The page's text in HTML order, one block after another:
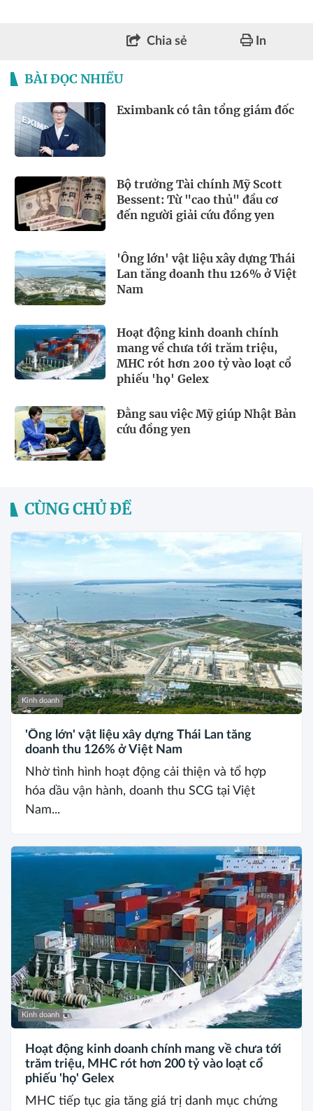
Chia sẻ In
BÀI ĐỌC NHIỀU
Eximbank có tân tổng giám đốc
Bộ trưởng Tài chính Mỹ Scott
Bessent: Từ "cao thủ" đầu cơ
đến người giải cứu đồng yen
'Ông lớn' vật liệu xây dựng Thái
Lan tăng doanh thu 126% ở Việt
Nam
Hoạt động kinh doanh chính
mang về chưa tới trăm triệu,
MHC rót hơn 200 tỷ vào loạt cổ
phiếu 'họ' Gelex
Đằng sau việc Mỹ giúp Nhật Bản
cứu đồng yen
CÙNG CHỦ ĐỀ
Kinh doanh
'Ông lớn' vật liệu xây dựng Thái Lan tăng
doanh thu 126% ở Việt Nam
Nhờ tình hình hoạt động cải thiện và tổ hợp
hóa dầu vận hành, doanh thu SCG tại Việt
Nam...
Kinh doanh
Hoạt động kinh doanh chính mang về chưa tới
trăm triệu, MHC rót hơn 200 tỷ vào loạt cổ
phiếu 'họ' Gelex
MHC tiếp tục gia tăng giá trị danh mục chứng